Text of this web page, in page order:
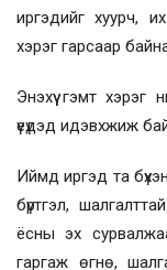
иргэдийг хуурч,
хэрэг гарсаар
Энэхүү гэмт хэрэг
үеүдэд идэвхжиж
Иймд иргэд та
бүртгэл,
ёсны эх
гаргаж өгнө,